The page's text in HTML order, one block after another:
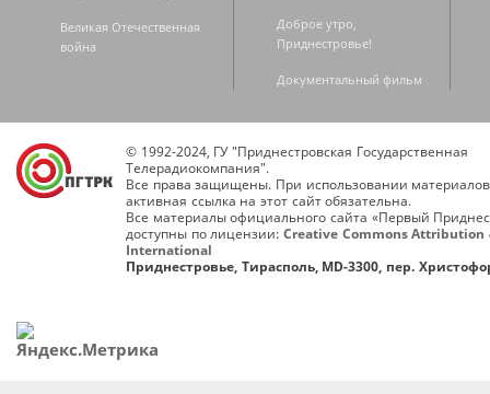
Великая Отечественная
война
Доброе утро,
Приднестровье!
Документальный фильм
© 1992-2024, ГУ "Приднестровская Государственная
Телерадиокомпания".
Все права защищены. При использовании
активная ссылка на этот сайт обязательна.
Все материалы официального сайта «Первый
доступны по лицензии: Creative Commons Attribution
International
Приднестровье, Тирасполь, MD-3300, пер.